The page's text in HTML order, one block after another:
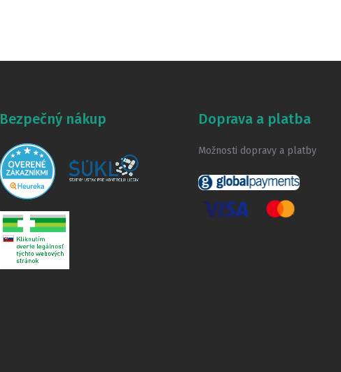
Bezpečný nákup Doprava a platba
Možnosti dopravy a platby